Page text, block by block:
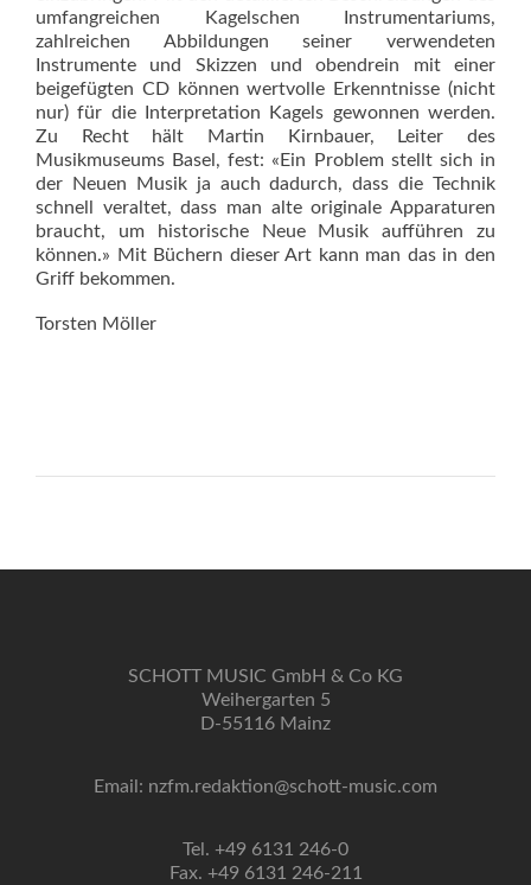
umfangreichen Kagel­schen Instrumentariums,
zahlreichen Abbildungen seiner verwendeten
Instrumente und Skizzen und obendrein mit einer
beigefügten CD können wertvolle Erkenntnisse (nicht
nur) für die Interpretation Kagels gewonnen werden.
Zu Recht hält Martin Kirnbauer, Leiter des
Musikmuseums Basel, fest: «Ein Problem stellt sich in
der Neuen Musik ja auch dadurch, dass die Technik
schnell veraltet, dass man alte originale Apparaturen
braucht, um historische Neue Musik aufführen zu
können.» Mit Büchern dieser Art kann man das in den
Griff bekommen.
Torsten Möller
SCHOTT MUSIC GmbH & Co KG
Weihergarten 5
D-55116 Mainz
Email: nzfm.redaktion@schott-music.com
Tel. +49 6131 246-0
Fax. +49 6131 246-211